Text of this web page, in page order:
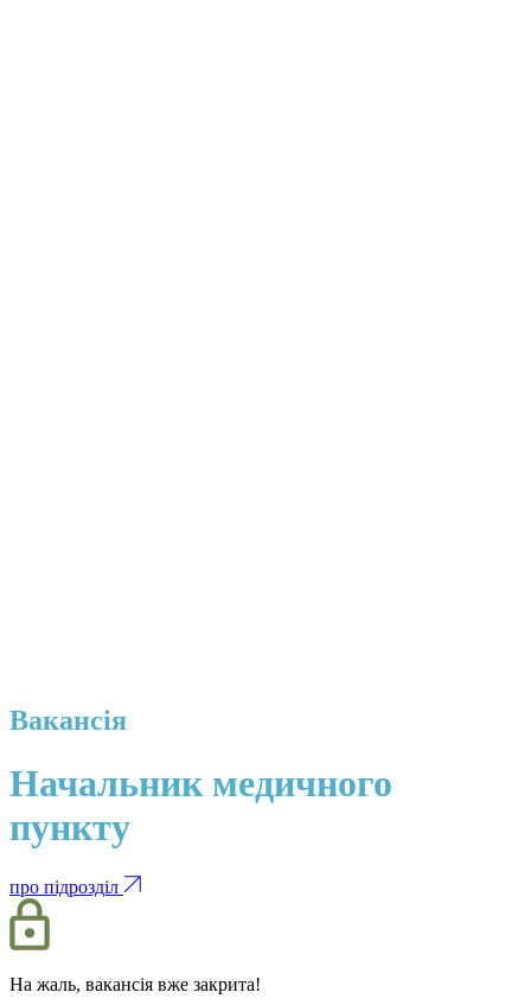
Вакансія
Начальник медичного
пункту
про підрозділ
На жаль, вакансія вже закрита!